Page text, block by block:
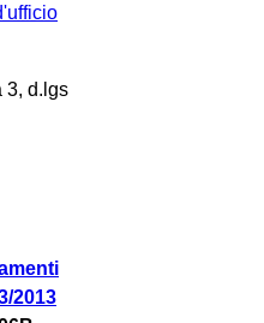
3, d.lgs
2013